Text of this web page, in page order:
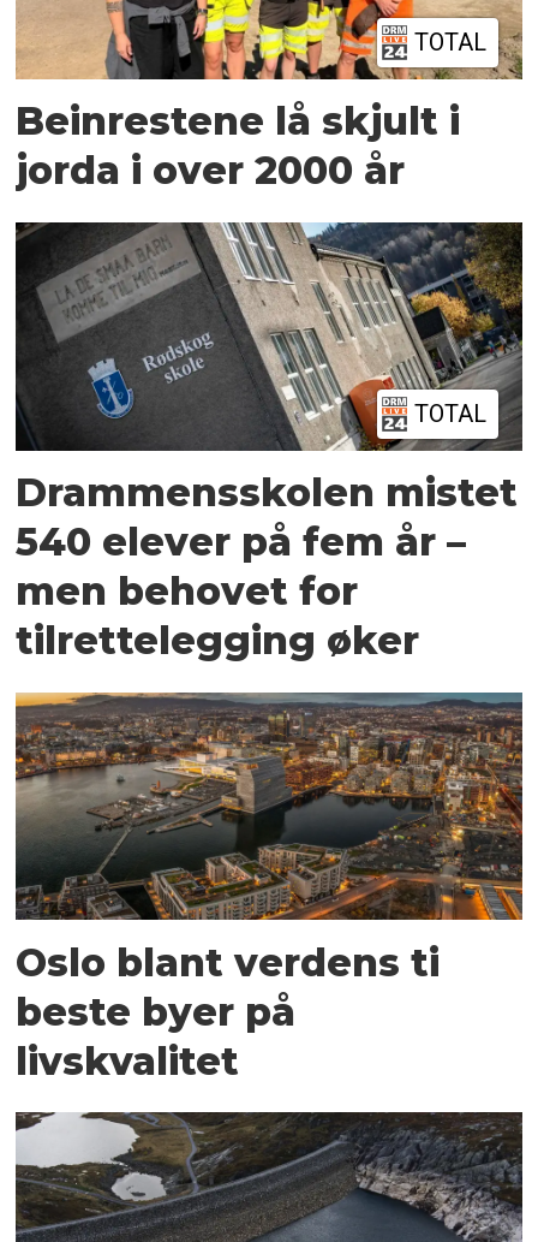
TOTAL
Beinrestene lå skjult i
jorda i over 2000 år
TOTAL
Drammensskolen mistet
540 elever på fem år –
men behovet for
tilrettelegging øker
Oslo blant verdens ti
beste byer på
livskvalitet